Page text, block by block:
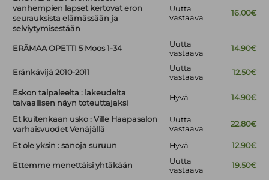
vanhempien lapset kertovat eron
seurauksista elämässään ja
selviytymisestään
Uutta
vastaava
16.00€
ERÄMAA OPETTI 5 Moos 1-34
Uutta
vastaava
14.90€
Eränkävijä 2010-2011
Uutta
vastaava
12.50€
Eskon taipaleelta : lakeudelta
taivaallisen näyn toteuttajaksi
Hyvä 14.90€
Et kuitenkaan usko : Ville Haapasalon
varhaisvuodet Venäjällä
Uutta
vastaava
22.80€
Et ole yksin : sanoja suruun Hyvä 12.90€
Ettemme menettäisi yhtäkään
Uutta
vastaava
19.50€